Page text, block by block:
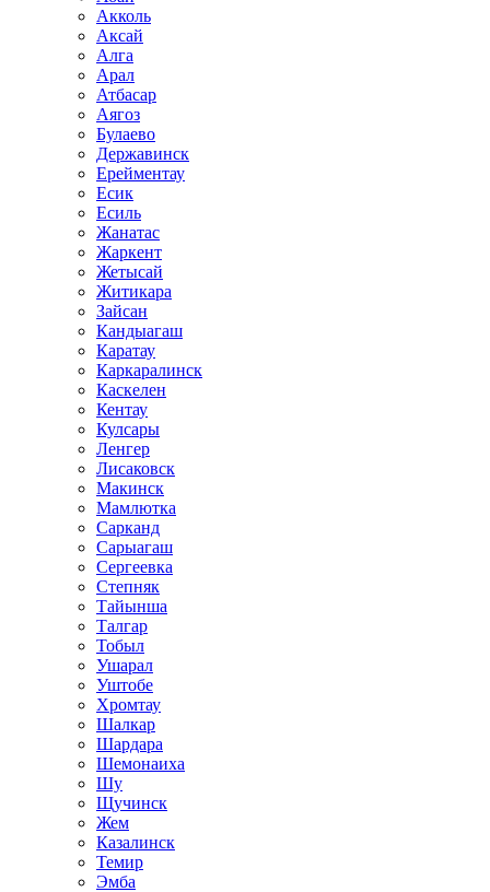
Акколь
Аксай
Алга
Арал
Атбасар
Аягоз
Булаево
Державинск
Ерейментау
Есик
Есиль
Жанатас
Жаркент
Жетысай
Житикара
Зайсан
Кандыагаш
Каратау
Каркаралинск
Каскелен
Кентау
Кулсары
Ленгер
Лисаковск
Макинск
Мамлютка
Сарканд
Сарыагаш
Сергеевка
Степняк
Тайынша
Талгар
Тобыл
Ушарал
Уштобе
Хромтау
Шалкар
Шардара
Шемонаиха
Шу
Щучинск
Жем
Казалинск
Темир
Эмба